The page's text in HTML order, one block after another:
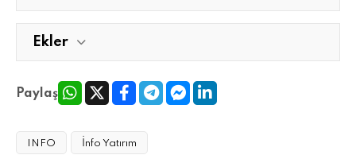
Ekler
Paylaş
INFO İnfo Yatırım